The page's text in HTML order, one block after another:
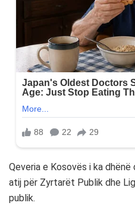
Qeveria e Kosovës i ka
atij për Zyrtarët Publik dhe
publik.